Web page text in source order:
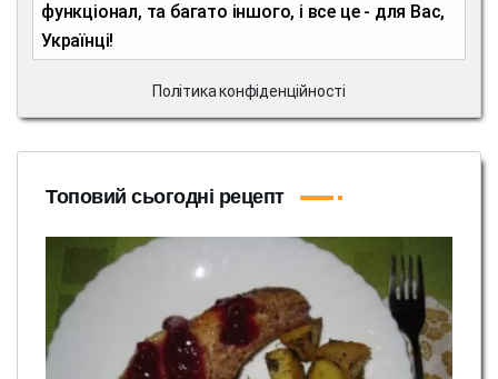
функціонал, та багато іншого, і все це - для Вас,
Українці!
Політика конфіденційності
Топовий сьогодні рецепт